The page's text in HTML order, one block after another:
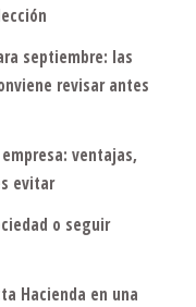
septiembre: las
revisar antes
ventajas,
evitar
o seguir
Hacienda en una